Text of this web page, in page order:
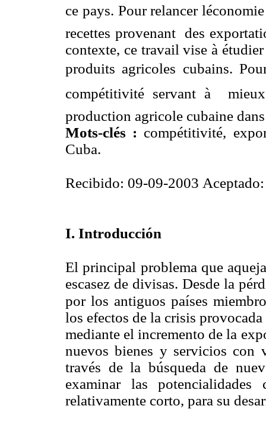
ce pays. Pour relancer
recettes provenant des
contexte, ce travail vise à
produits agricoles cubains.
compétitivité servant à
production agricole cubaine
Mots-clés : compétitivité,
Cuba.
Recibido: 09-09-2003
I. Introducción
El principal problema que
escasez de divisas. Desde la
por los antiguos países
los efectos de la crisis
mediante el incremento de la
nuevos bienes y servicios con
través de la búsqueda de
examinar las
relativamente corto, para su